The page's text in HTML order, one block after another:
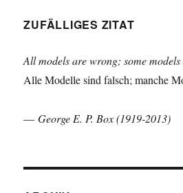
ZUFÄLLIGES ZITAT
All models are wrong; some models
Alle Modelle sind falsch; manche
—George E. P. Box (1919-2013)